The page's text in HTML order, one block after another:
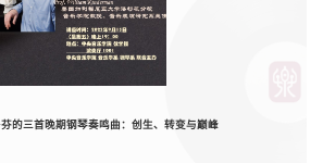
的三首晚期钢琴奏鸣曲：创生、转变与巅峰